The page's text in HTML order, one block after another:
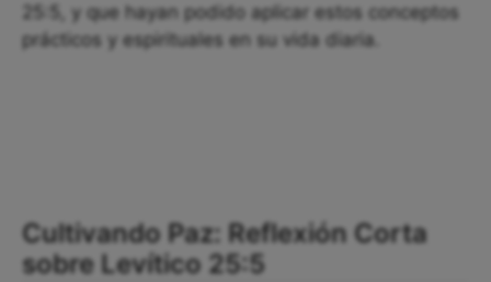
25:5, y que hayan podido aplicar estos conceptos
prácticos y espirituales en su vida diaria.
Cultivando Paz: Reflexión Corta
sobre Levítico 25:5